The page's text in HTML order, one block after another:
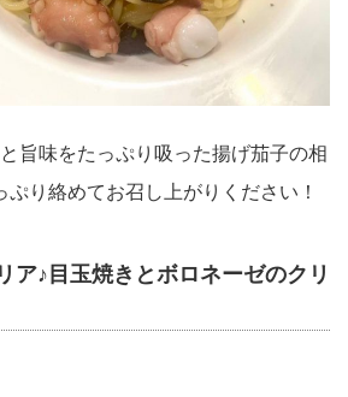
旨味をたっぷり吸った揚げ茄子の相
り絡めてお召し上がりください！
♪目玉焼きとボロネーゼのクリ